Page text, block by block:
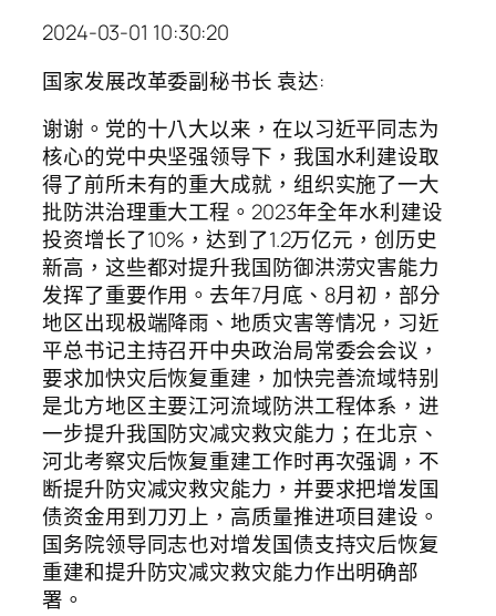
2024-03-01 10:30:20
国家发展改革委副秘书长 袁达:
谢谢。党的十八大以来，在以习近平同志为
核心的党中央坚强领导下，我国水利建设取
得了前所未有的重大成就，组织实施了一大
批防洪治理重大工程。2023年全年水利建设
投资增长了10%，达到了1.2万亿元，创历史
新高，这些都对提升我国防御洪涝灾害能力
发挥了重要作用。去年7月底、8月初，部分
地区出现极端降雨、地质灾害等情况，习近
平总书记主持召开中央政治局常委会会议，
要求加快灾后恢复重建，加快完善流域特别
是北方地区主要江河流域防洪工程体系，进
一步提升我国防灾减灾救灾能力；在北京、
河北考察灾后恢复重建工作时再次强调，不
断提升防灾减灾救灾能力，并要求把增发国
债资金用到刀刃上，高质量推进项目建设。
国务院领导同志也对增发国债支持灾后恢复
重建和提升防灾减灾救灾能力作出明确部
署。